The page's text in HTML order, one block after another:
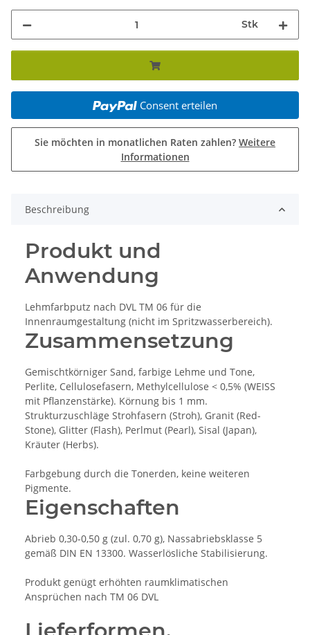
Stk
Consent erteilen
Sie möchten in monatlichen Raten zahlen? Weitere
Informationen
Beschreibung
Produkt und
Anwendung
Lehmfarbputz nach DVL TM 06 für die
Innenraumgestaltung (nicht im Spritzwasserbereich).
Zusammensetzung
Gemischtkörniger Sand, farbige Lehme und Tone,
Perlite, Cellulosefasern, Methylcellulose < 0,5% (WEISS
mit Pflanzenstärke). Körnung bis 1 mm.
Strukturzuschläge Strohfasern (Stroh), Granit (Red-
Stone), Glitter (Flash), Perlmut (Pearl), Sisal (Japan),
Kräuter (Herbs).
Farbgebung durch die Tonerden, keine weiteren
Pigmente.
Eigenschaften
Abrieb 0,30-0,50 g (zul. 0,70 g), Nassabriebsklasse 5
gemäß DIN EN 13300. Wasserlösliche Stabilisierung.
Produkt genügt erhöhten raumklimatischen
Ansprüchen nach TM 06 DVL